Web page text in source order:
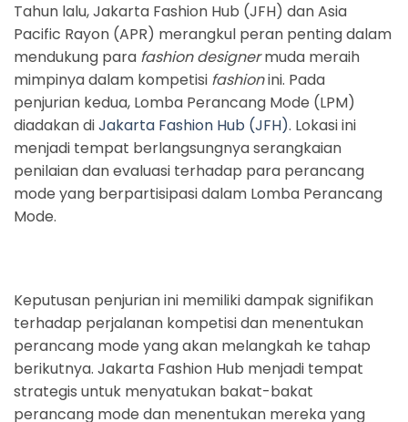
Tahun lalu, Jakarta Fashion Hub (JFH) dan Asia
Pacific Rayon (APR) merangkul peran penting dalam
mendukung para fashion designermuda meraih
mimpinya dalam kompetisi fashionini. Pada
penjurian kedua, Lomba Perancang Mode (LPM)
diadakan diJakarta Fashion Hub (JFH). Lokasi ini
menjadi tempat berlangsungnya serangkaian
penilaian dan evaluasi terhadap para perancang
mode yang berpartisipasi dalam Lomba Perancang
Mode.
Keputusan penjurian ini memiliki dampak signifikan
terhadap perjalanan kompetisi dan menentukan
perancang mode yang akan melangkah ke tahap
berikutnya. Jakarta Fashion Hub menjadi tempat
strategis untuk menyatukan bakat-bakat
perancang mode dan menentukan mereka yang